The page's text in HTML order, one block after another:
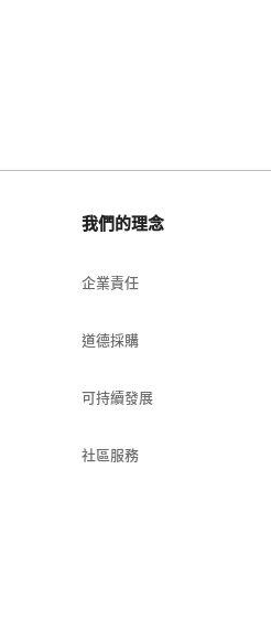
我們的理念
企業責任
道德採購
可持續發展
社區服務